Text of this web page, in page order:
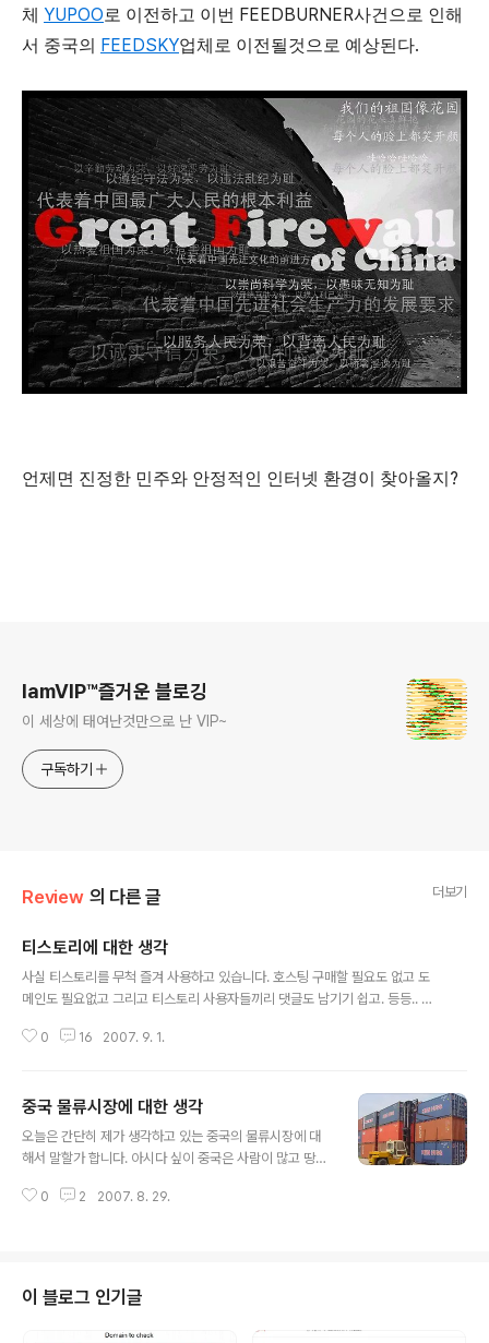
체 YUPOO 로 이전하고 이번 FEEDBURNER사건으로 인해
서 중국의 FEEDSKY업체로 이전될것으로 예상된다.
언제면 진정한 민주와 안정적인 인터넷 환경이 찾아올지 ?
IamVIP™즐거운 블로깅
이 세상에 태여난것만으로 난 VIP~
구독하기
Review 의 다른 글 더보기
티스토리에 대한 생각
사실 티스토리를 무척 즐겨 사용하고 있습니다. 호스팅 구매할 필요도 없고 도
메인도 필요없고 그리고 티스토리 사용자들끼리 댓글도 남기기 쉽고. 등등.. 비
도 아직 베타버젼인만큼 괜찮다고 생각합니다. 비록 워드프레스 등 우수한 블로
스킨과 플러그인이 생길거라고 믿어보겠습니다. .... 다른게 아니라 이전부터 생
각해왔지만 현재 티스토리는 다음에 인수된 상태고 블로거들한테서 아주 많은
인끼를 누르고 있는다는 걸 알지만...다음이 티스토리를 통해서 어떤 방식으로
0 16 2007. 9. 1.
중국 물류시장에 대한 생각
오늘은 간단히 제가 생각하고 있는 중국의 물류시장에 대
해서 말할가 합니다. 아시다 싶이 중국은 사람이 많고 땅이
국유소속의 중국우정국(中國郵政局)의 천하라고 한다면
니다. 1. 보통배달 목적지까지 배달이 되지 않음. 영수증을
들고 반드시 우정국에 가서 찾아야 함 2. 빠른 배달(EMS)
목적지까지 배달 됨. 하지만 상대적으로 운비가 비싸다. 무
0 2 2007. 8. 29.
이 블로그 인기글